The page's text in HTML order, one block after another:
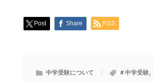
Post Share RSS
中学受験について ＃中学受験,